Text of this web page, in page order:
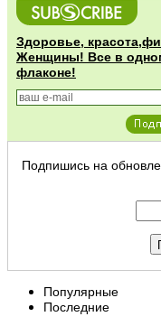
Здоровье,
Женщины! Все в
флаконе!
Подпишись на
Популярные
Последние